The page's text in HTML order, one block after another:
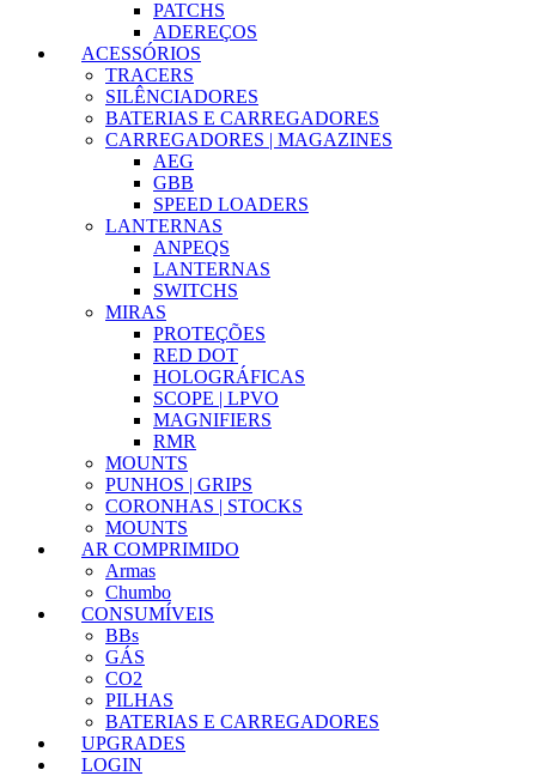
PATCHS
ADEREÇOS
ACESSÓRIOS
TRACERS
SILÊNCIADORES
BATERIAS E CARREGADORES
CARREGADORES | MAGAZINES
AEG
GBB
SPEED LOADERS
LANTERNAS
ANPEQS
LANTERNAS
SWITCHS
MIRAS
PROTEÇÕES
RED DOT
HOLOGRÁFICAS
SCOPE | LPVO
MAGNIFIERS
RMR
MOUNTS
PUNHOS | GRIPS
CORONHAS | STOCKS
MOUNTS
AR COMPRIMIDO
Armas
Chumbo
CONSUMÍVEIS
BBs
GÁS
CO2
PILHAS
BATERIAS E CARREGADORES
UPGRADES
LOGIN